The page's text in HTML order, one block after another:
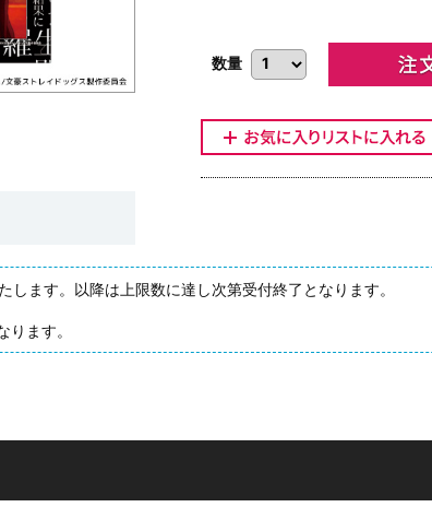
数量
ます。以降は上限数に達し次第受付終了となります。
ます。